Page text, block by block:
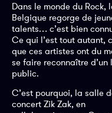
Dans le monde du Rock,
Belgique regorge de
talents… c’est bien
Ce qui l’est tout autant,
que ces artistes ont du
se faire reconnaître d’un
public.
C’est pourquoi, la salle
concert Zik Zak, en